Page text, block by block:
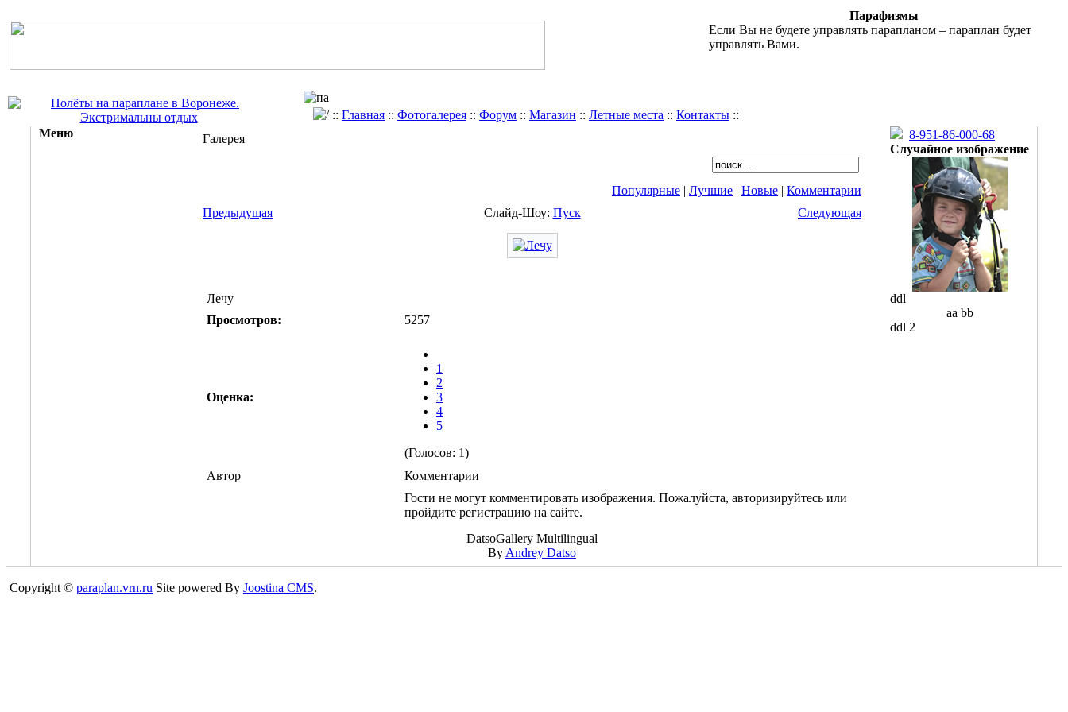
Парафизмы
Если Вы не будете управлять парапланом – параплан будет
управлять Вами.
:: Главная :: Фотогалерея :: Форум :: Магазин :: Летные места :: Контакты ::
Меню
Галерея
Популярные | Лучшие | Новые | Комментарии
Предыдущая
Слайд-Шоу: Пуск Следующая
Лечу
Просмотров:
5257
Оценка:
1
2
3
4
5
(Голосов: 1)
Автор
Комментарии
Гости не могут комментировать изображения. Пожалуйста, авторизируйтесь или
пройдите регистрацию на сайте.
DatsoGallery Multilingual
By Andrey Datso
8-951-86-000-68
Случайное изображение
ddl
aa bb
ddl 2
Copyright © paraplan.vrn.ru Site powered By Joostina CMS.